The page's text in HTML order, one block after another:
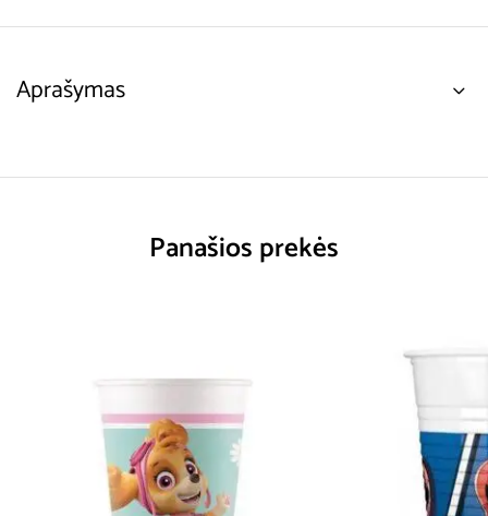
Aprašymas
Panašios prekės